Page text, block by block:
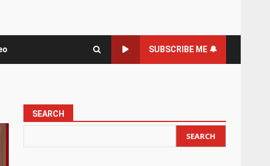
SUBSCRIBE ME 🔔
SEARCH
SEARCH